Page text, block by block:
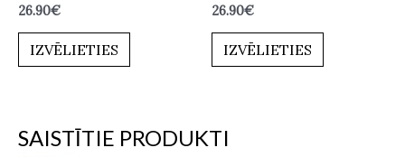
Novērtēts
ar
0
26.90€
IZVĒLIETIES
Novērtēts
ar
0
26.90€
IZVĒLIETIES
SAISTĪTIE PRODUKTI